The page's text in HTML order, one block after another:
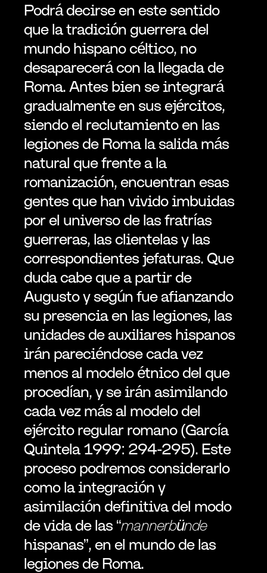
Podrá decirse en este sentido
que la tradición guerrera del
mundo hispano céltico, no
desaparecerá con la llegada de
Roma. Antes bien se integrará
gradualmente en sus ejércitos,
siendo el reclutamiento en las
legiones de Roma la salida más
natural que frente a la
romanización, encuentran esas
gentes que han vivido imbuidas
por el universo de las fratrías
guerreras, las clientelas y las
correspondientes jefaturas. Que
duda cabe que a partir de
Augusto y según fue afianzando
su presencia en las legiones, las
unidades de auxiliares hispanos
irán pareciéndose cada vez
menos al modelo étnico del que
procedían, y se irán asimilando
cada vez más al modelo del
ejército regular romano (García
Quintela 1999: 294-295). Este
proceso podremos considerarlo
como la integración y
asimilación definitiva del modo
de vida de las “
mannerbünde
hispanas”, en el mundo de las
legiones de Roma.